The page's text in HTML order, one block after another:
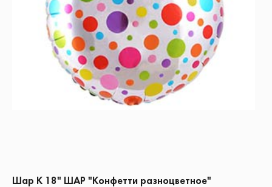
Шар К 18" ШАР "Конфетти разноцветное"